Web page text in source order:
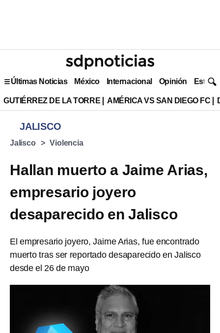
Últimas Noticias México Internacional Opinión Estilo
GUTIÉRREZ DE LA TORRE AMÉRICA VS SAN DIEGO FC
JALISCO
Jalisco Violencia
Hallan muerto a Jaime Arias,
empresario joyero
desaparecido en Jalisco
El empresario joyero, Jaime Arias, fue encontrado
muerto tras ser reportado desaparecido en Jalisco
desde el 26 de mayo